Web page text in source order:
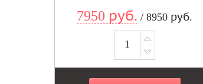
7950 руб. / 8950 руб.